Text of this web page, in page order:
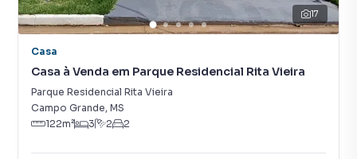
17
Casa
Casa à Venda em Parque Residencial Rita Vieira
Parque Residencial Rita Vieira
Campo Grande, MS
122m² 3 2 2